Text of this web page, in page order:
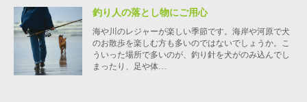
釣り人の落とし物にご用心
海や川のレジャーが楽しい季節です。海岸や河原で犬
のお散歩を楽しむ方も多いのではないでしょうか。こ
ういった場所で多いのが、釣り針を犬がのみ込んでし
まったり、足や体…